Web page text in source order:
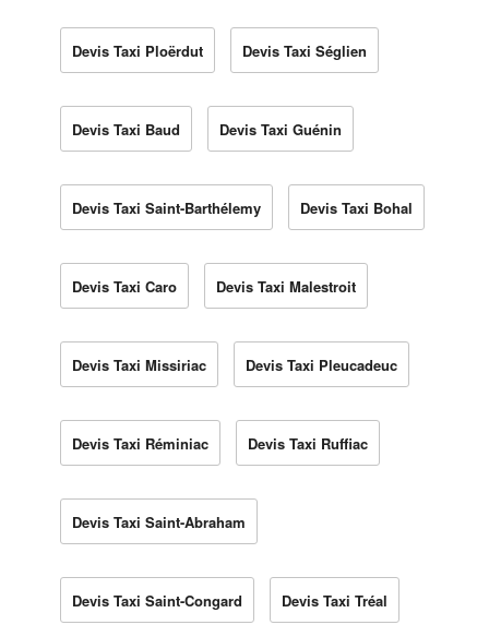
Devis Taxi Ploërdut Devis Taxi Séglien
Devis Taxi Baud Devis Taxi Guénin
Devis Taxi Saint-Barthélemy Devis Taxi Bohal
Devis Taxi Caro Devis Taxi Malestroit
Devis Taxi Missiriac Devis Taxi Pleucadeuc
Devis Taxi Réminiac Devis Taxi Ruffiac
Devis Taxi Saint-Abraham
Devis Taxi Saint-Congard Devis Taxi Tréal